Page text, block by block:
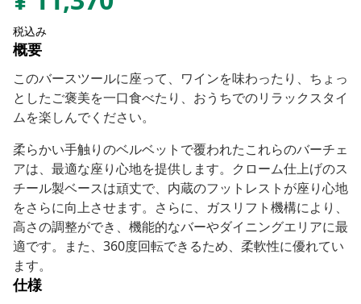
税込み
概要
このバースツールに座って、ワインを味わったり、ちょっ
としたご褒美を一口食べたり、おうちでのリラックスタイ
ムを楽しんでください。
柔らかい手触りのベルベットで覆われたこれらのバーチェ
アは、最適な座り心地を提供します。クローム仕上げのス
チール製ベースは頑丈で、内蔵のフットレストが座り心地
をさらに向上させます。さらに、ガスリフト機構により、
高さの調整ができ、機能的なバーやダイニングエリアに最
適です。また、360度回転できるため、柔軟性に優れてい
ます。
仕様